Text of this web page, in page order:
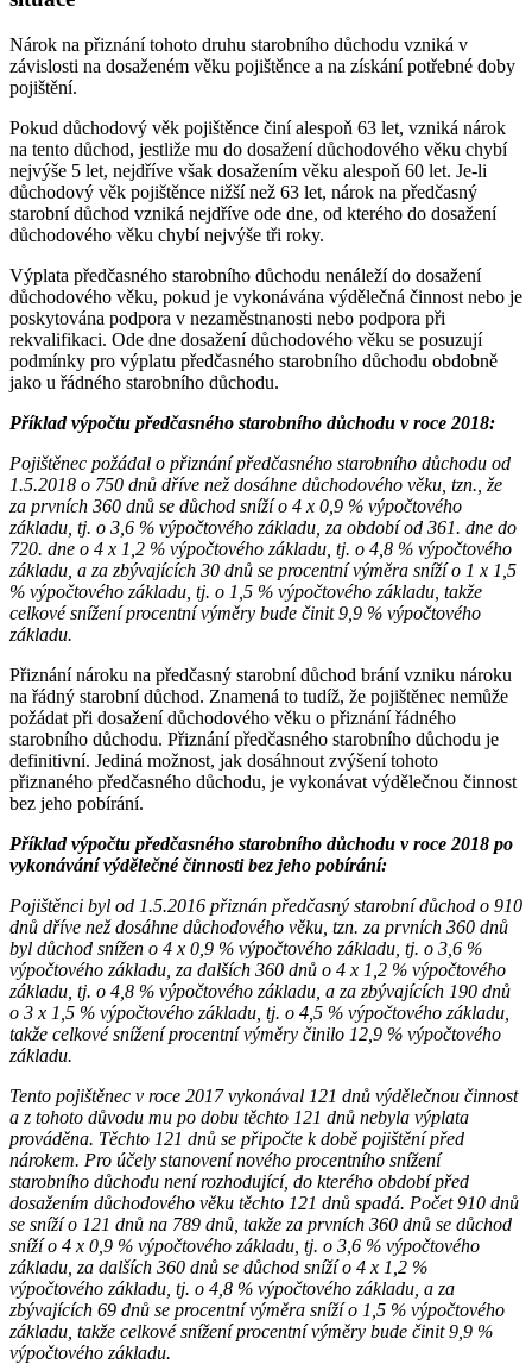
Nárok na přiznání tohoto druhu starobního důchodu vzniká v
závislosti na dosaženém věku pojištěnce a na získání potřebné doby
pojištění.
Pokud důchodový věk pojištěnce činí alespoň 63 let, vzniká nárok
na tento důchod, jestliže mu do dosažení důchodového věku chybí
nejvýše 5 let, nejdříve však dosažením věku alespoň 60 let. Je-li
důchodový věk pojištěnce nižší než 63 let, nárok na předčasný
starobní důchod vzniká nejdříve ode dne, od kterého do dosažení
důchodového věku chybí nejvýše tři roky.
Výplata předčasného starobního důchodu nenáleží do dosažení
důchodového věku, pokud je vykonávána výdělečná činnost nebo je
poskytována podpora v nezaměstnanosti nebo podpora při
rekvalifikaci. Ode dne dosažení důchodového věku se posuzují
podmínky pro výplatu předčasného starobního důchodu obdobně
jako u řádného starobního důchodu.
Příklad výpočtu předčasného starobního důchodu v roce 2018:
Pojištěnec požádal o přiznání předčasného starobního důchodu od
1.5.2018 o 750 dnů dříve než dosáhne důchodového věku, tzn., že
za prvních 360 dnů se důchod sníží o 4 x 0,9 % výpočtového
základu, tj. o 3,6 % výpočtového základu, za období od 361. dne do
720. dne o 4 x 1,2 % výpočtového základu, tj. o 4,8 % výpočtového
základu, a za zbývajících 30 dnů se procentní výměra sníží o 1 x 1,5
% výpočtového základu, tj. o 1,5 % výpočtového základu, takže
celkové snížení procentní výměry bude činit 9,9 % výpočtového
základu.
Přiznání nároku na předčasný starobní důchod brání vzniku nároku
na řádný starobní důchod. Znamená to tudíž, že pojištěnec nemůže
požádat při dosažení důchodového věku o přiznání řádného
starobního důchodu. Přiznání předčasného starobního důchodu je
definitivní. Jediná možnost, jak dosáhnout zvýšení tohoto
přiznaného předčasného důchodu, je vykonávat výdělečnou činnost
bez jeho pobírání.
Příklad výpočtu předčasného starobního důchodu v roce 2018 po
vykonávání výdělečné činnosti bez jeho pobírání:
Pojištěnci byl od 1.5.2016 přiznán předčasný starobní důchod o 910
dnů dříve než dosáhne důchodového věku, tzn. za prvních 360 dnů
byl důchod snížen o 4 x 0,9 % výpočtového základu, tj. o 3,6 %
výpočtového základu, za dalších 360 dnů o 4 x 1,2 % výpočtového
základu, tj. o 4,8 % výpočtového základu, a za zbývajících 190 dnů
o 3 x 1,5 % výpočtového základu, tj. o 4,5 % výpočtového základu,
takže celkové snížení procentní výměry činilo 12,9 % výpočtového
základu.
Tento pojištěnec v roce 2017 vykonával 121 dnů výdělečnou činnost
a z tohoto důvodu mu po dobu těchto 121 dnů nebyla výplata
prováděna. Těchto 121 dnů se připočte k době pojištění před
nárokem. Pro účely stanovení nového procentního snížení
starobního důchodu není rozhodující, do kterého období před
dosažením důchodového věku těchto 121 dnů spadá. Počet 910 dnů
se sníží o 121 dnů na 789 dnů, takže za prvních 360 dnů se důchod
sníží o 4 x 0,9 % výpočtového základu, tj. o 3,6 % výpočtového
základu, za dalších 360 dnů se důchod sníží o 4 x 1,2 %
výpočtového základu, tj. o 4,8 % výpočtového základu, a za
zbývajících 69 dnů se procentní výměra sníží o 1,5 % výpočtového
základu, takže celkové snížení procentní výměry bude činit 9,9 %
výpočtového základu.